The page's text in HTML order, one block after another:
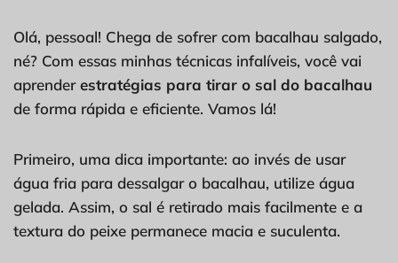
Olá, pessoal! Chega de sofrer com bacalhau salgado,
né? Com essas minhas técnicas infalíveis, você vai
aprenderestratégias para tirar o sal do bacalhau
de forma rápida e eficiente. Vamos lá!
Primeiro, uma dica importante: ao invés de usar
água fria para dessalgar o bacalhau, utilize água
gelada. Assim, o sal é retirado mais facilmente e a
textura do peixe permanece macia e suculenta.